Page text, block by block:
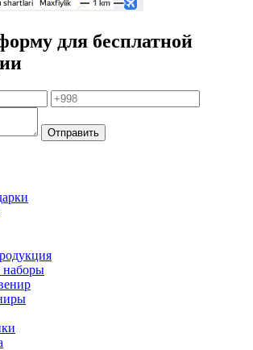
для бесплатной
Отправить
наборы